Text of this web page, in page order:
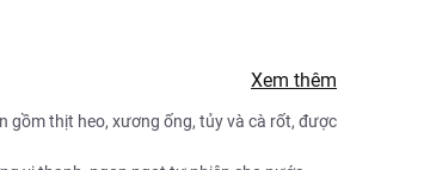
Xem thêm
gồm thịt heo, xương ống, tủy và cà rốt, được